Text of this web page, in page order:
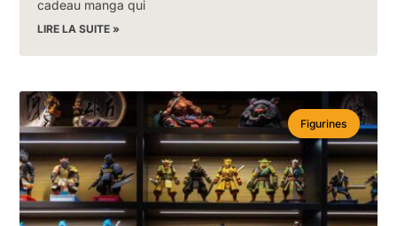
cadeau manga qui
LIRE LA SUITE »
Figurines